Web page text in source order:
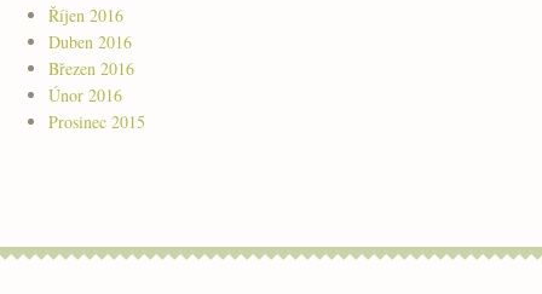
Říjen 2016
Duben 2016
Březen 2016
Únor 2016
Prosinec 2015